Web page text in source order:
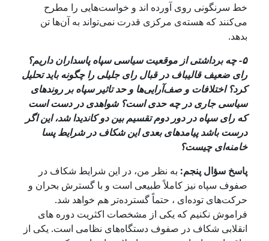
خط سرنگونی روی آورده اند و خواست‌هایی را مطرح
می‌کنند که هسته‌ی مرکزی قدرت نمی‌تواند به آن‌ها تن
بدهد.
۵- چه برداشتی از موقعیت سیاسی سپاه پاسداران داریم؟
رای ضعیف قالیباف در قبال رای جلیلی را چگونه باید تحلیل
کرد؟ اختلافات و صف‌آرایی‌ها و حد تاثیر سپاه بر روندهای
سیاسی جاری در چه حدی است؟ شواهدی در دست است
که رای سپاه در دور دوم تقسیم بین دو کاندیدا شد، این اگر
درست باشد پیامدهای بعدی‌ این شکاف در شرایط پسا
خامنه‌ای چیست؟
پاسخ سؤال پنجم:به نظر من، در این شرایط شکاف در
صفوف سپاه نیز کاملاً طبیعی است و با گسترش بحران و
حرکت‌های توده‌ای ، حتماً گسترده‌تر هم خواهد شد.
فراموش نکنیم که یکی از مشخصات اکثریت دوره های
انقلابی شکاف در صفوف دستگاه‌های نظامی است. یکی از